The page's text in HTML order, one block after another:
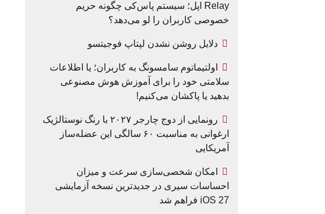
Relay اپل؛ سیستم پاس‌کی چگونه حریم
خصوصی کاربران را لو می‌دهد؟
دلایل روشن نشدن لپتاپ فوجیتسو
اولتیماتوم سامسونگ به کاربران؛ یا اطلاعات
سلامتی خود را برای آموزش هوش مصنوعی
بدهید یا پاکشان می‌کنیم!
رونمایی از دوج چارجر ۲۰۲۷ با رنگ نوستالژیک
ارغوانی به مناسبت ۶۰ سالگی این عضله‌ساز
آمریکایی
امکان شخصی‌سازی سرعت و میزان
احساسات سیری در جدیدترین نسخه آزمایشی
iOS 27 فراهم شد